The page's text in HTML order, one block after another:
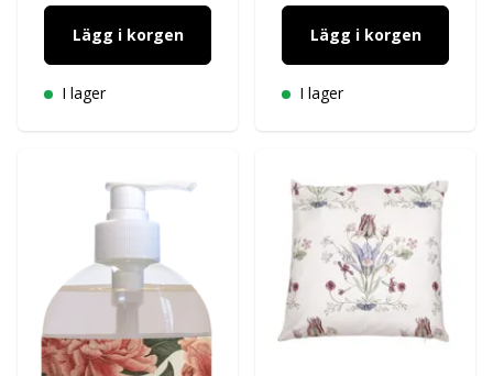
Lägg i korgen
I lager
Lägg i korgen
I lager